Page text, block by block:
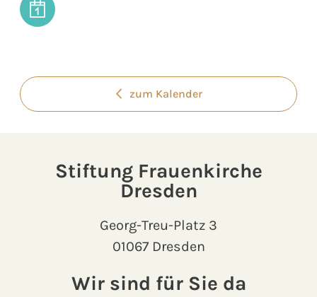
zum Kalender
Stiftung Frauenkirche
Dresden
Georg-Treu-Platz 3
01067 Dresden
Wir sind für Sie da